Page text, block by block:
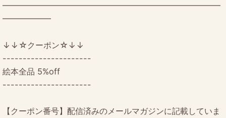
━━━━━━━━━━━━━━━━━━━━━━━━━━━
━━━━━━
↓↓☆クーポン☆↓↓
----------------------
絵本全品 5%off
----------------------
【クーポン番号】配信済みのメールマガジンに記載していま